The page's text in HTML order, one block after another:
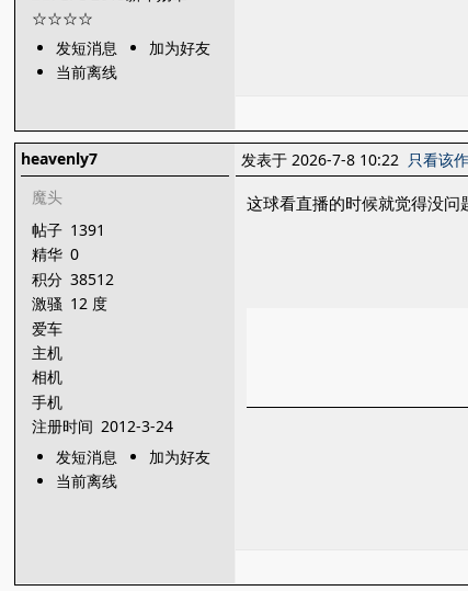
发短消息
加为好友
当前离线
heavenly7
魔头
帖子 1391
精华 0
积分 38512
激骚 12 度
爱车
主机
相机
手机
注册时间 2012-3-24
发短消息
加为好友
当前离线
发表于 2026-7-8 10:22 只看该
这球看直播的时候就觉得没